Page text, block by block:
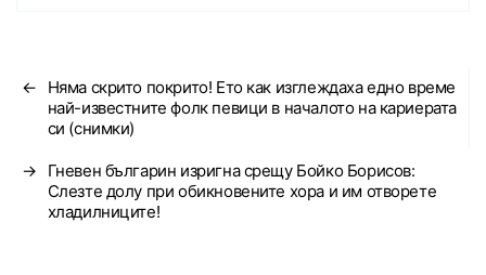
←
Няма скрито покрито! Ето как изглеждаха едно време
най-известните фолк певици в началото на кариерата
си (снимки)
→
Гневен българин изригна срещу Бойко Борисов:
Слезте долу при обикновените хора и им отворете
хладилниците!